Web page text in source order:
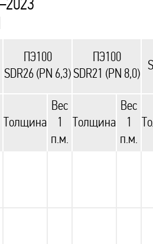
ПЭ100
SDR26 (PN 6,3)
ПЭ100
SDR21 (PN 8,0)
Толщина
Вес
1
п.м.
Толщина
Вес
1
п.м.